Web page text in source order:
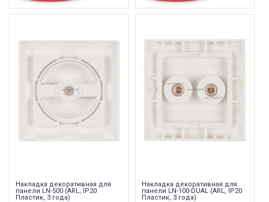
Накладка декоративная для
панели LN-500 (ARL, IP20
Пластик, 3 года)
Накладка декоративная для
панели LN-100-DUAL (ARL, IP20
Пластик, 3 года)